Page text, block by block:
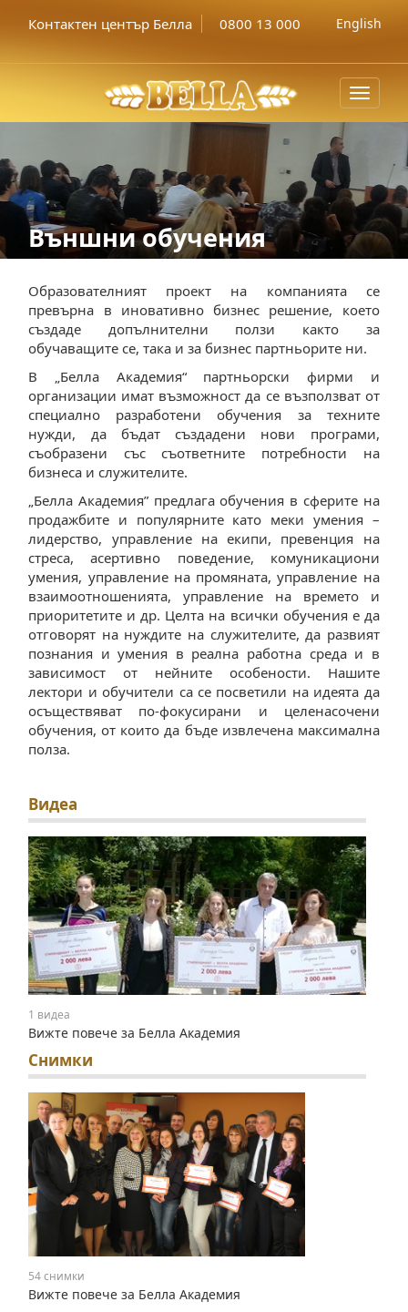
Контактен център Белла 0800 13 000 English
Toggle
Външни обучения
Образователният проект на компанията се
превърна в иновативно бизнес решение, което
създаде допълнителни ползи както за
обучаващите се, така и за бизнес партньорите ни.
В „Белла Академия“ партньорски фирми и
организации имат възможност да се възползват от
специално разработени обучения за техните
нужди, да бъдат създадени нови програми,
съобразени със съответните потребности на
бизнеса и служителите.
„Белла Академия” предлага обучения в сферите на
продажбите и популярните като меки умения –
лидерство, управление на екипи, превенция на
стреса, асертивно поведение, комуникациони
умения, управление на промяната, управление на
взаимоотношенията, управление на времето и
приоритетите и др. Целта на всички обучения е да
отговорят на нуждите на служителите, да развият
познания и умения в реална работна среда и в
зависимост от нейните особености. Нашите
лектори и обучители са се посветили на идеята да
осъществяват по-фокусирани и целенасочени
обучения, от които да бъде извлечена максимална
полза.
Видеа
1 видеа
Вижте повече за Белла Академия
Снимки
54 снимки
Вижте повече за Белла Академия